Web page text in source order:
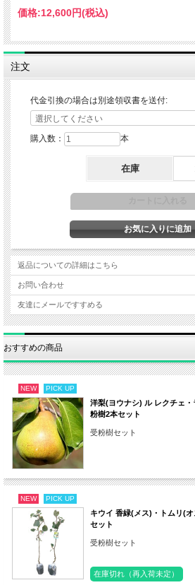
耐暑性 強い
耐寒性 弱い～普通
草丈
樹高
4～5mくらい（環境
5～6月
植え付け 4～6月
日照 日なた（西日が当た
用土
・赤玉土6：腐葉土
・水はけの良い肥沃
水やり 土の表面が乾きかけ
・地植え 2月、9
・鉢植え 5～6月
剪定 3月（余計な枝を付け
ポット径 18～21cm
価格:12,600円(税込)
注文
代金引換の場合は別途領収書を送付:
購入数： 本
在庫
返品についての詳細はこちら
お問い合わせ
友達にメールですすめる
おすすめの商品
NEW PICK UP
洋梨(ヨウナシ) ル レクチェ
粉樹2本セット
受粉樹セット
NEW PICK UP
キウイ 香緑(メス)・トムリ(
セット
受粉樹セット
在庫切れ（再入荷未定）